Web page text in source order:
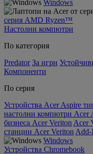
Windows
серия AMD Ryzen™
Настолни компютри
По категория
Predator За игри
Компоненти
По серия
Устройства Acer Aspire
настолни компютри Acer
бизнеса Acer Veriton Acer
станции Acer Veriton Add-
Windows
Устройства Chromebook